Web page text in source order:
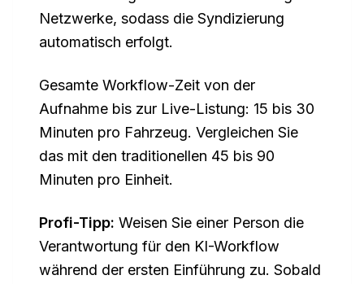
Netzwerke, sodass die Syndizierung
automatisch erfolgt.
Gesamte Workflow-Zeit von der
Aufnahme bis zur Live-Listung: 15 bis 30
Minuten pro Fahrzeug. Vergleichen Sie
das mit den traditionellen 45 bis 90
Minuten pro Einheit.
Profi-Tipp: Weisen Sie einer Person die
Verantwortung für den KI-Workflow
während der ersten Einführung zu. Sobald